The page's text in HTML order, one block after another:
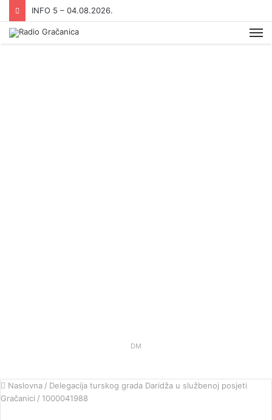
INFO 5 – 03.08.2026
DM
Naslovna / Delegacija turskog grada Daridža u službenoj posjeti
Gračanici / 1000041988